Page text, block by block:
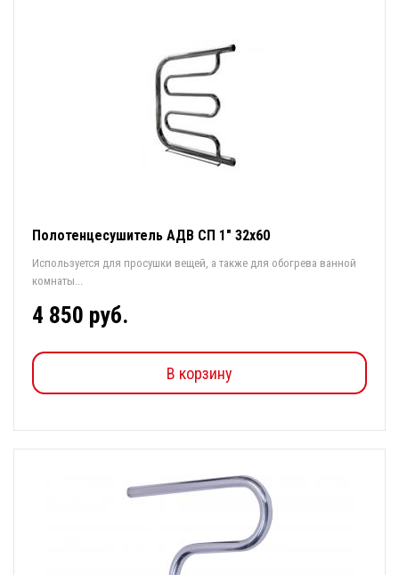
Полотенцесушитель АДВ СП 1" 32х60
Используется для просушки вещей, а также для обогрева ванной
комнаты...
4 850 руб.
В корзину